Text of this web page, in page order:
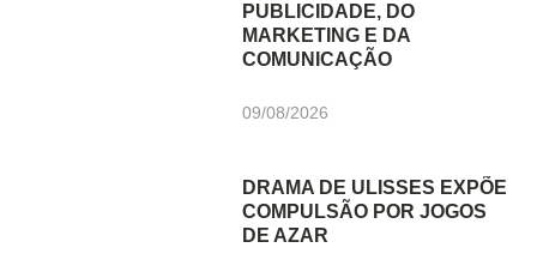
PUBLICIDADE, DO
MARKETING E DA
COMUNICAÇÃO
09/08/2026
DRAMA DE ULISSES EXPÕE
COMPULSÃO POR JOGOS
DE AZAR